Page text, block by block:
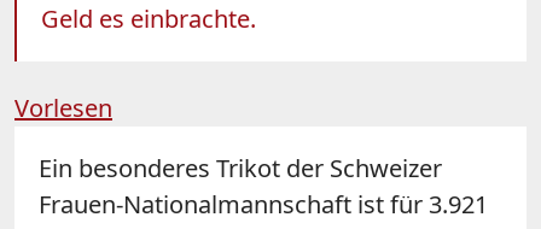
Geld es einbrachte.
Vorlesen
Ein besonderes Trikot der Schweizer
Frauen-Nationalmannschaft ist für 3.921